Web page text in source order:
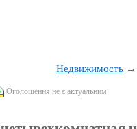
Недвижимость
Оголошення не є актуальним